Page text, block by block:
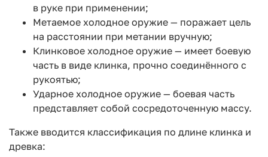
в руке при применении;
Метаемое холодное оружие — поражает цель
на расстоянии при метании вручную;
Клинковое холодное оружие — имеет боевую
часть в виде клинка, прочно соединённого с
рукоятью;
Ударное холодное оружие — боевая часть
представляет собой сосредоточенную массу.
Также вводится классификация по длине клинка и
древка: